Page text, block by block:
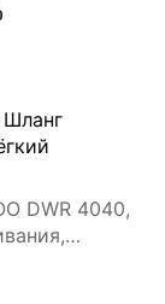
Шланг
DWR 4040,